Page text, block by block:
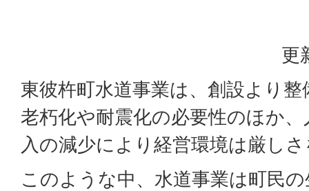
更
東彼杵町水道事業は、創設より
老朽化や耐震化の必要性のほか
入の減少により経営環境は厳し
このような中、水道事業は町民